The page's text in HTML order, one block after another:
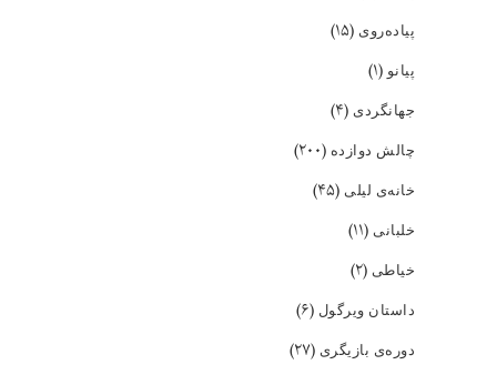
پیاده‌روی (۱۵)
پیانو(۱)
جهانگردی (۴)
چالش دوازده (۲۰۰)
خانه‌ی لیلی (۴۵)
خلبانی (۱۱)
خیاطی (۲)
داستان ویرگول (۶)
دوره‌ی بازیگری (۲۷)